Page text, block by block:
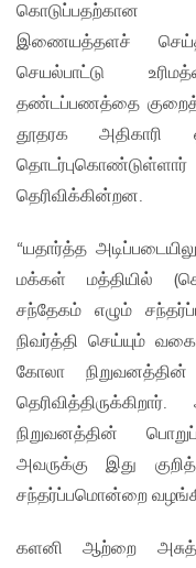
கொடுப்பதற்கான
இணையத்தளச்
செயல்பாட்டு
தண்டப்பணத்தை
தூதரக அதிகாரி
தெரிவிக்கின்றன.
“யதார்த்த
மக்கள் மத்தியில்
சந்தேகம் எழும்
நிவர்த்தி செய்யும்
கோலா
நிறுவனத்தின்
அவருக்கு இது
சந்தர்ப்பமொன்றை
களனி ஆற்றை